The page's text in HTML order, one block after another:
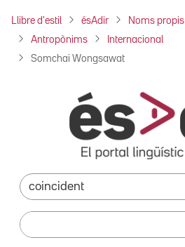
Llibre d'estil ésAdir Noms propis
Antropònims Internacional
Somchai Wongsawat